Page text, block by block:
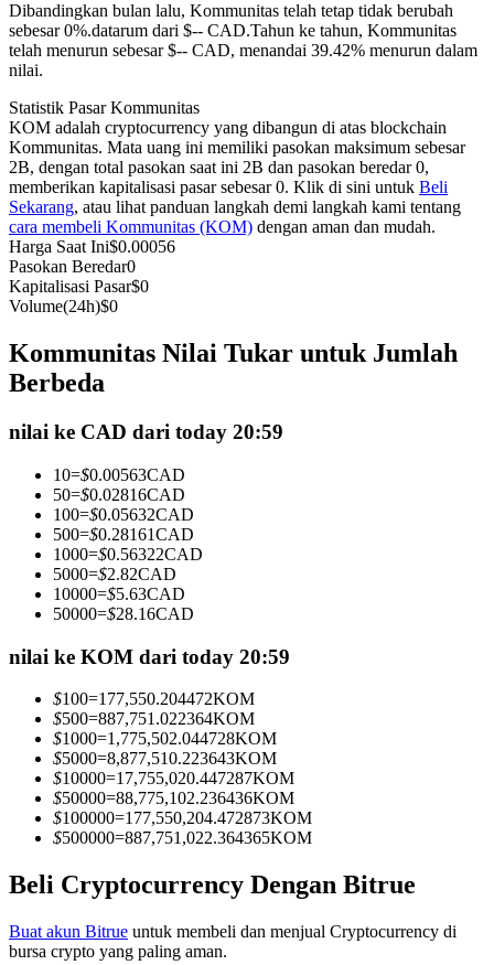
USDC Berjangka
Kontrak berjangka menggunakan USDC sebagai jaminannya
Copy Trading
Bergabunglah dengan pedagang top
Menjadi Pedagang Salinan
Nikmati pembagian keuntungan dan komisi copy trading
Informasi
Analisis data besar termasuk info perdagangan, dll.
Dibandingkan bulan lalu, Kommunitas telah tetap tidak berubah
sebesar 0%.datarum dari $-- CAD.Tahun ke tahun, Kommunitas
telah menurun sebesar $-- CAD, menandai 39.42% menurun dalam
nilai.
Statistik Pasar Kommunitas
KOM adalah cryptocurrency yang dibangun di atas blockchain
Kommunitas. Mata uang ini memiliki pasokan maksimum sebesar
2B, dengan total pasokan saat ini 2B dan pasokan beredar 0,
memberikan kapitalisasi pasar sebesar 0. Klik di sini untuk Beli
Sekarang, atau lihat panduan langkah demi langkah kami tentang
cara membeli Kommunitas (KOM) dengan aman dan mudah.
Harga Saat Ini$0.00056
Pasokan Beredar0
Kapitalisasi Pasar$0
Volume(24h)$0
Kommunitas Nilai Tukar untuk Jumlah
Berbeda
nilai ke CAD dari today 20:59
10=$0.00563CAD
50=$0.02816CAD
100=$0.05632CAD
500=$0.28161CAD
1000=$0.56322CAD
5000=$2.82CAD
10000=$5.63CAD
50000=$28.16CAD
nilai ke KOM dari today 20:59
$100=177,550.204472KOM
$500=887,751.022364KOM
$1000=1,775,502.044728KOM
$5000=8,877,510.223643KOM
$10000=17,755,020.447287KOM
$50000=88,775,102.236436KOM
$100000=177,550,204.472873KOM
$500000=887,751,022.364365KOM
Beli Cryptocurrency Dengan Bitrue
Buat akun Bitrue untuk membeli dan menjual Cryptocurrency di
bursa crypto yang paling aman.